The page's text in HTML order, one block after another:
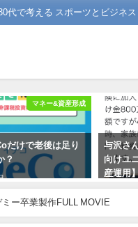
代で考える スポーツとビジネス
マネー&資産形成
だけで老後は足り
？
与沢さ
向けユ
産運用
ー卒業製作FULL MOVIE